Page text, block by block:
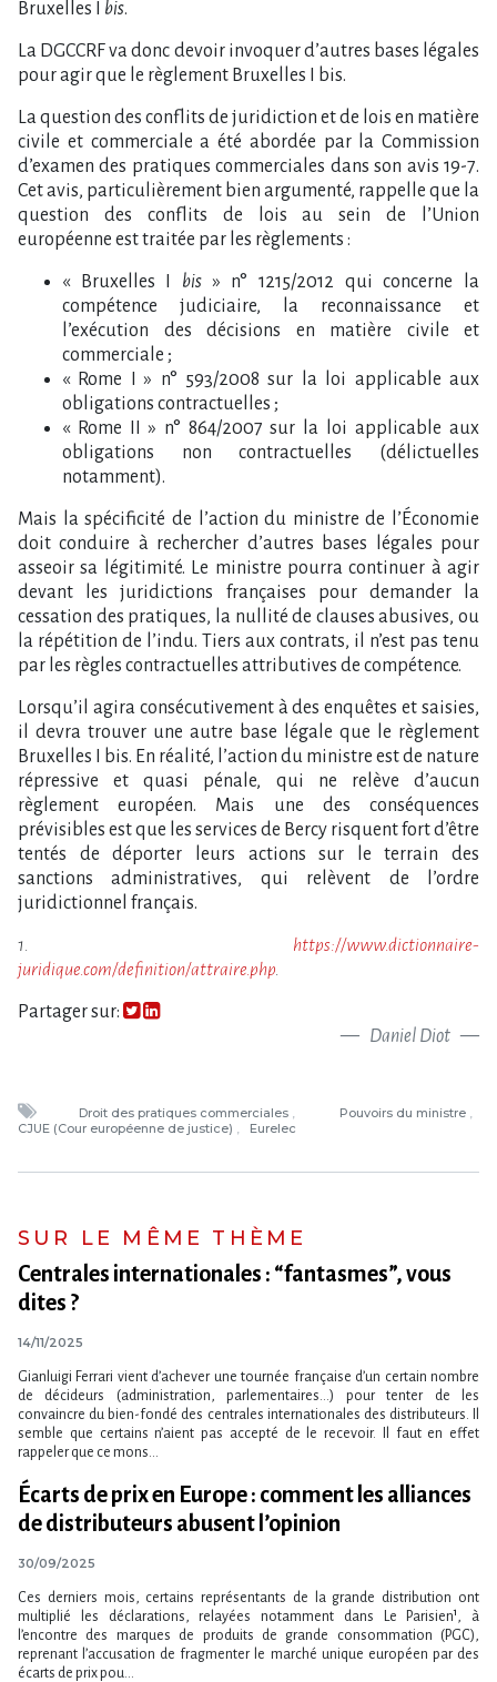
Bruxelles I bis.
La DGCCRF va donc devoir invoquer d’autres bases légales
pour agir que le règlement Bruxelles I bis.
La question des conflits de juridiction et de lois en matière
civile et commerciale a été abordée par la Commission
d’examen des pratiques commerciales dans son avis 19-7.
Cet avis, particulièrement bien argumenté, rappelle que la
question des conflits de lois au sein de l’Union
européenne est traitée par les règlements :
« Bruxelles I bis» n° 1215/2012 qui concerne la
compétence judiciaire, la reconnaissance et
l’exécution des décisions en matière civile et
commerciale ;
« Rome I » n° 593/2008 sur la loi applicable aux
obligations contractuelles ;
« Rome II » n° 864/2007 sur la loi applicable aux
obligations non contractuelles (délictuelles
notamment).
Mais la spécificité de l’action du ministre de l’Économie
doit conduire à rechercher d’autres bases légales pour
asseoir sa légitimité. Le ministre pourra continuer à agir
devant les juridictions françaises pour demander la
cessation des pratiques, la nullité de clauses abusives, ou
la répétition de l’indu. Tiers aux contrats, il n’est pas tenu
par les règles contractuelles attributives de compétence.
Lorsqu’il agira consécutivement à des enquêtes et saisies,
il devra trouver une autre base légale que le règlement
Bruxelles I bis. En réalité, l’action du ministre est de nature
répressive et quasi pénale, qui ne relève d’aucun
règlement européen. Mais une des conséquences
prévisibles est que les services de Bercy risquent fort d’être
tentés de déporter leurs actions sur le terrain des
sanctions administratives, qui relèvent de l’ordre
juridictionnel français.
1. https://www.dictionnaire-
juridique.com/definition/attraire.php.
Partager sur:
Daniel Diot
Droit des pratiques commerciales
Pouvoirs du ministre
CJUE (Cour européenne de justice)
Eurelec
SUR LE MÊME THÈME
Centrales internationales : “fantasmes”, vous
dites ?
14/11/2025
Gianluigi Ferrari vient d’achever une tournée française d’un certain nombre
de décideurs (administration, parlementaires...) pour tenter de les
convaincre du bien-fondé des centrales internationales des distributeurs. Il
semble que certains n’aient pas accepté de le recevoir. Il faut en effet
rappeler que ce mons...
Écarts de prix en Europe : comment les alliances
de distributeurs abusent l’opinion
30/09/2025
Ces derniers mois, certains représentants de la grande distribution ont
multiplié les déclarations, relayées notamment dans Le Parisien¹, à
l’encontre des marques de produits de grande consommation (PGC),
reprenant l’accusation de fragmenter le marché unique européen par des
écarts de prix pou...